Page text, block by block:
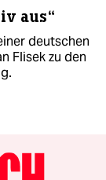
aus“
deutschen
Flisek zu den